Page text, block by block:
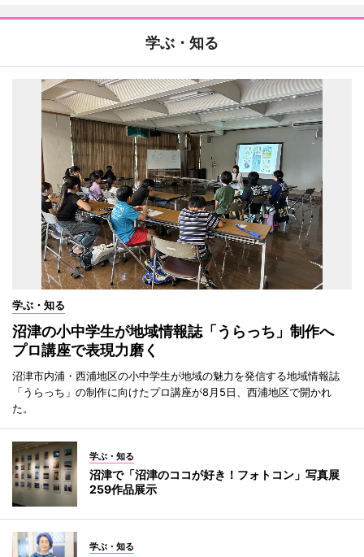
学ぶ・知る
学ぶ・知る
沼津の小中学生が地域情報誌「うらっち」制作へ
プロ講座で表現力磨く
沼津市内浦・西浦地区の小中学生が地域の魅力を発信する地域情報誌
「うらっち」の制作に向けたプロ講座が8月5日、西浦地区で開かれ
た。
学ぶ・知る
沼津で「沼津のココが好き！フォトコン」写真展
259作品展示
学ぶ・知る